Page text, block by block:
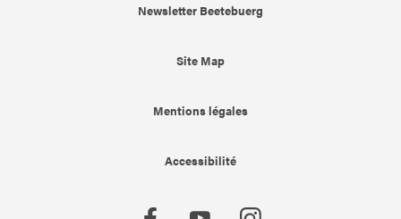
Newsletter Beetebuerg
Site Map
Mentions légales
Accessibilité